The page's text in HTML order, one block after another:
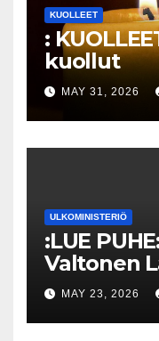
KUOLLEET
:
kuollut
MAY 31, 2026
ULKOMINISTERIÖ
:LUE
Valtonen
Lahden
MAY 23, 2026